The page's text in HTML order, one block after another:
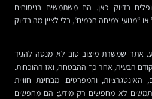
בדיוק כאן. הם משתמשים בניסוחים
“מנועי צמיחה חכמים”, בלי לציין מה בדיוק
אתר שמשרת מיצוב טוב לא מנסה להגיד
הבעיה, אחר כך ההבטחה, ואז ההוכחות.
והמפרטים. מבחינת חוויית
לא מחפשים רק מידע; הם מחפשים